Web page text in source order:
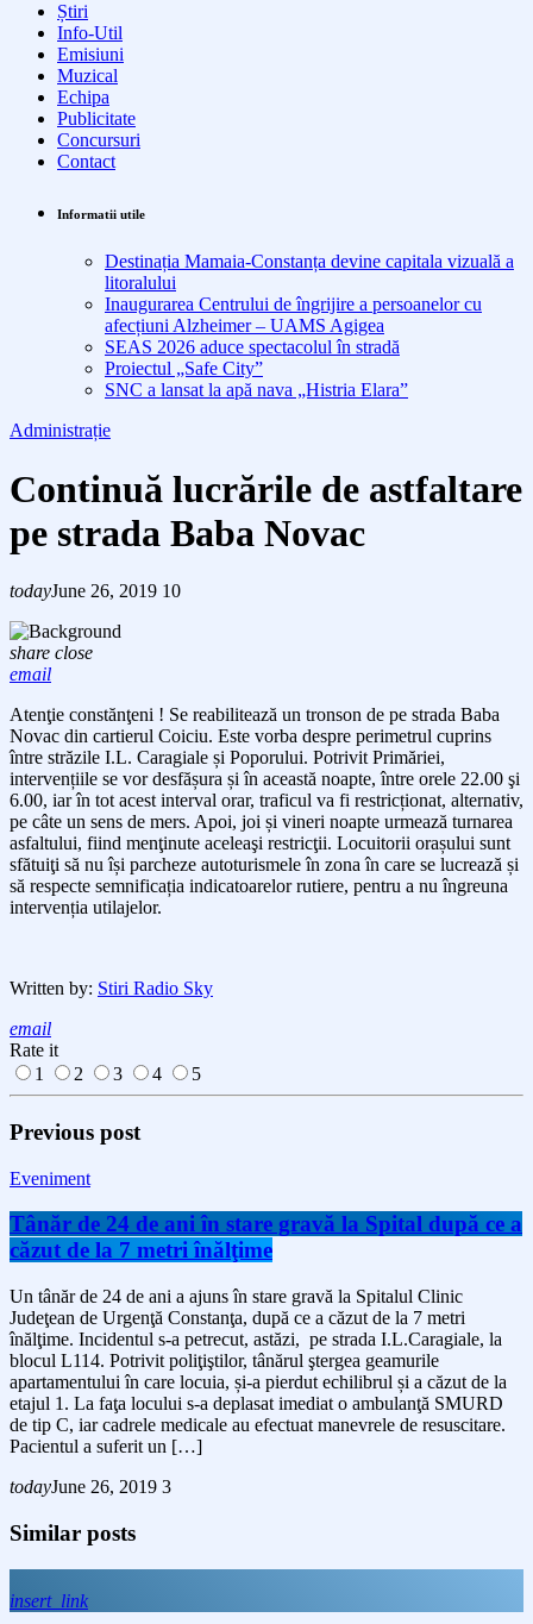
Știri
Info-Util
Emisiuni
Muzical
Echipa
Publicitate
Concursuri
Contact
Informatii utile
Destinația Mamaia-Constanța devine capitala vizuală a
litoralului
Inaugurarea Centrului de îngrijire a persoanelor cu
afecțiuni Alzheimer – UAMS Agigea
SEAS 2026 aduce spectacolul în stradă
Proiectul „Safe City”
SNC a lansat la apă nava „Histria Elara”
Administrație
Continuă lucrările de astfaltare
pe strada Baba Novac
todayJune 26, 2019 10
share close
email
Atenţie constănţeni ! Se reabilitează un tronson de pe strada Baba
Novac din cartierul Coiciu. Este vorba despre perimetrul cuprins
între străzile I.L. Caragiale și Poporului. Potrivit Primăriei,
intervențiile se vor desfășura și în această noapte, între orele 22.00 şi
6.00, iar în tot acest interval orar, traficul va fi restricționat, alternativ,
pe câte un sens de mers. Apoi, joi și vineri noapte urmează turnarea
asfaltului, fiind menţinute aceleaşi restricţii. Locuitorii orașului sunt
sfătuiţi să nu își parcheze autoturismele în zona în care se lucrează și
să respecte semnificația indicatoarelor rutiere, pentru a nu îngreuna
intervenția utilajelor.
Written by: Stiri Radio Sky
email
Rate it
1
2 3 4 5
Previous post
Eveniment
Tânăr de 24 de ani în stare gravă la Spital după ce a
căzut de la 7 metri înălţime
Un tânăr de 24 de ani a ajuns în stare gravă la Spitalul Clinic
Judeţean de Urgenţă Constanţa, după ce a căzut de la 7 metri
înălţime. Incidentul s-a petrecut, astăzi, pe strada I.L.Caragiale, la
blocul L114. Potrivit poliţiştilor, tânărul ştergea geamurile
apartamentului în care locuia, și-a pierdut echilibrul și a căzut de la
etajul 1. La faţa locului s-a deplasat imediat o ambulanţă SMURD
de tip C, iar cadrele medicale au efectuat manevrele de resuscitare.
Pacientul a suferit un […]
todayJune 26, 2019 3
Similar posts
insert_link